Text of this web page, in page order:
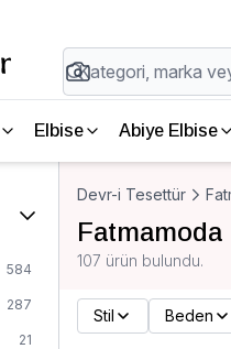
Elbise Abiye Elbise
584
287
21
Devr-i Tesettür
Fatmamoda
107 ürün bulundu.
Stil Beden